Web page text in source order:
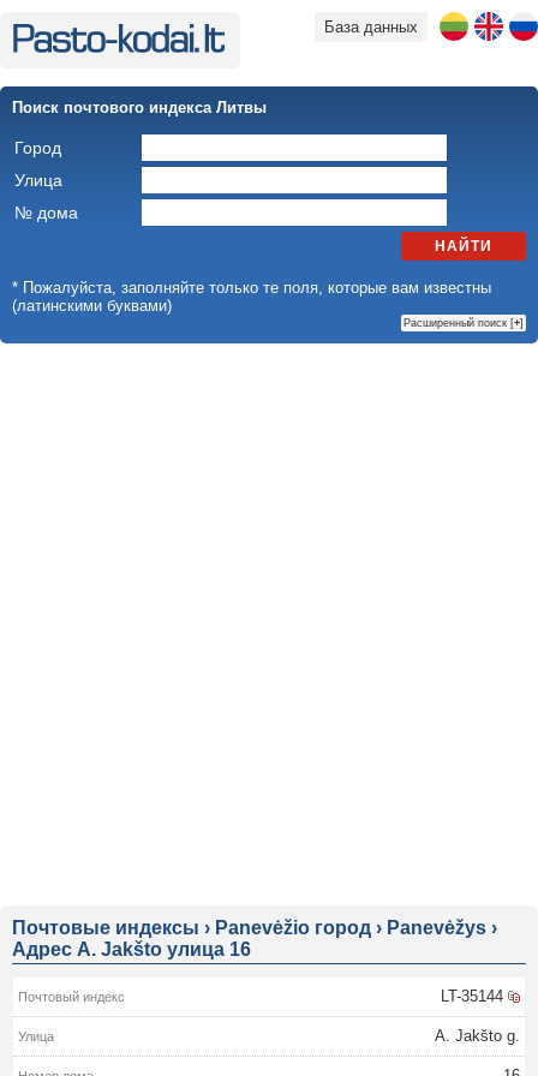
База данных
Поиск почтового индекса Литвы
Город
Улица
№ дома
НАЙТИ
* Пожалуйста, заполняйте только те поля, которые вам известны
(латинскими буквами)
Расширенный поиск [+]
Почтовые индексы › Panevėžio город › Panevėžys ›
Адрес A. Jakšto улица 16
LT-35144
A. Jakšto g.